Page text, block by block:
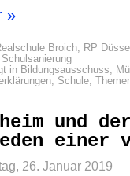
»
Broich, RP
Schulsanierung
in Bildungsausschuss,
, Schule,
und
einer
26. Januar 2019